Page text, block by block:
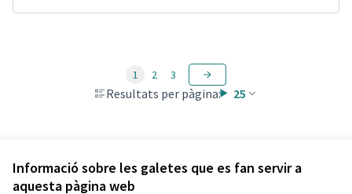
Informació sobre les galetes que es fan servir a
aquesta pàgina web
Resultats per pàgina: 25
1 2 3
Veure totes les propostes retirades